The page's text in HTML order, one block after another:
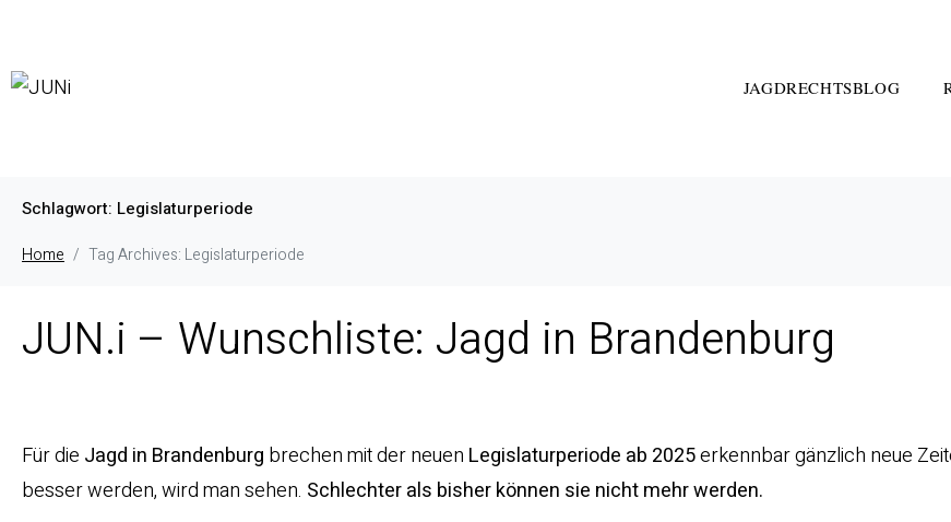
JAGDRECHTSBLOG
Schlagwort: Legislaturperiode
Home Tag Archives: Legislaturperiode
JUN.i – Wunschliste: Jagd in Brandenburg
Für die Jagd in Brandenburg brechen mit der neuen Legislaturperiode ab 2025erkennbar gänzlich neue
besser werden, wird man sehen. Schlechter als bisher können sie nicht mehr werden.